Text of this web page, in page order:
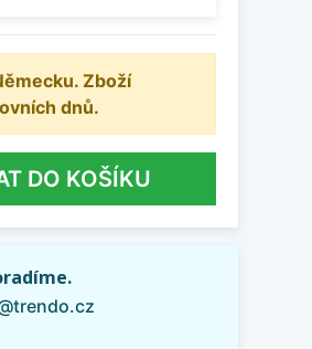
Zboží
dnů.
DO KOŠÍKU